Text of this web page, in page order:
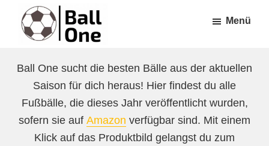
Inhalt
springen
Fußzeile
springen
One
Fußball!
Menü
Ball One sucht die besten Bälle aus der aktuellen
Saison für dich heraus! Hier findest du alle
Fußbälle, die dieses Jahr veröffentlicht wurden,
sofern sie auf Amazon verfügbar sind. Mit einem
Klick auf das Produktbild gelangst du zum